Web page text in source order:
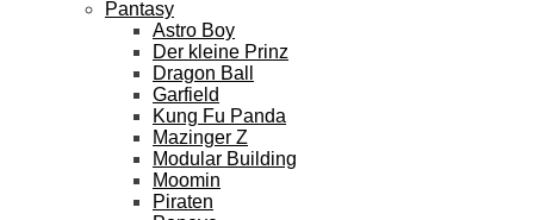
Pantasy
Astro Boy
Der kleine Prinz
Dragon Ball
Garfield
Kung Fu Panda
Mazinger Z
Modular Building
Moomin
Piraten